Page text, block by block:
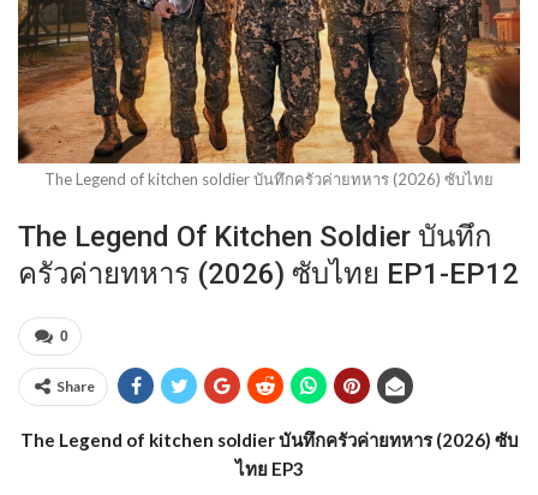
The Legend of kitchen soldier บันทึกครัวค่ายทหาร (2026) ซับไทย
The Legend Of Kitchen Soldier บันทึก
ครัวค่ายทหาร (2026) ซับไทย EP1-EP12
0
Share
The Legend of kitchen soldier บันทึกครัวค่ายทหาร (2026) ซับ
ไทย EP3